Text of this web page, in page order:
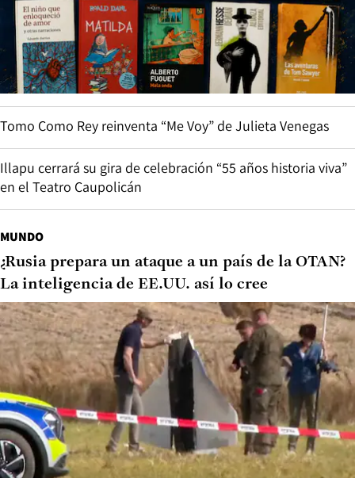
Tomo Como Rey reinventa “Me Voy” de Julieta Venegas
Illapu cerrará su gira de celebración “55 años historia viva”
en el Teatro Caupolicán
MUNDO
¿Rusia prepara un ataque a un país de la OTAN?
La inteligencia de EE.UU. así lo cree